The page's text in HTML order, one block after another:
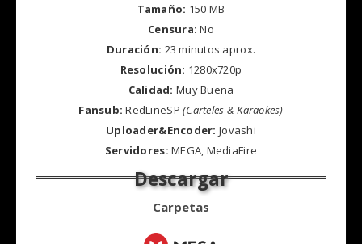
Tamaño: 150 MB
Censura:No
Duración: 23 minutos aprox.
Resolución: 1280x720p
Calidad: Muy Buena
Fansub:RedLineSP (Carteles & Karaokes)
Uploader&Encoder: Jovashi
Servidores: MEGA, MediaFire
Carpetas